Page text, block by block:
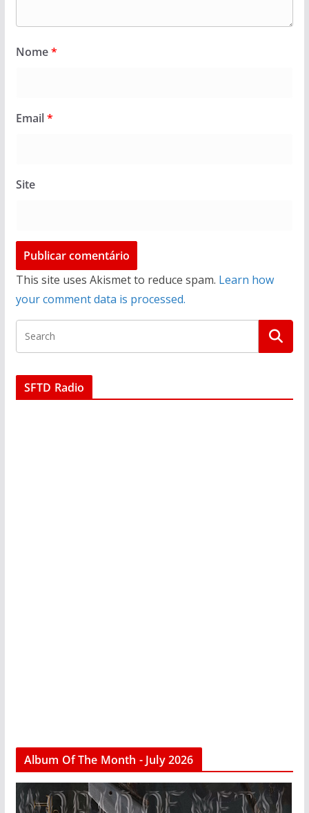
Nome*
Email*
Site
This site uses Akismet to reduce spam. Learn how
your comment data is processed.
SFTD Radio
Album Of The Month - July 2026